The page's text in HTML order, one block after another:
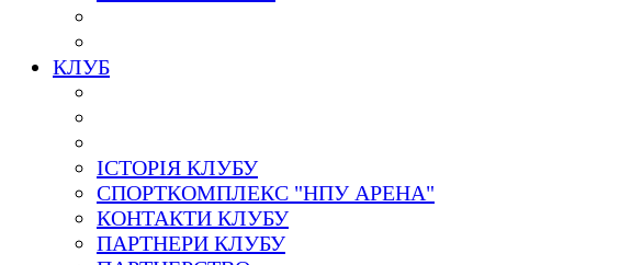
КЛУБ
ІСТОРІЯ КЛУБУ
СПОРТКОМПЛЕКС "НПУ АРЕНА"
КОНТАКТИ КЛУБУ
ПАРТНЕРИ КЛУБУ